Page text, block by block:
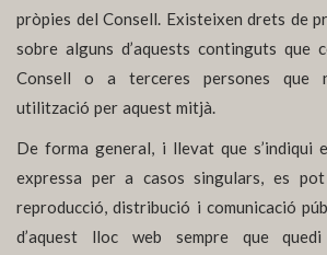
pròpies del Consell. Existeixen drets de
sobre alguns d’aquests continguts que
Consell o a terceres persones que
utilització per aquest mitjà.
De forma general, i llevat que s’indiqui
expressa per a casos singulars, es
reproducció, distribució i comunicació
d’aquest lloc web sempre que